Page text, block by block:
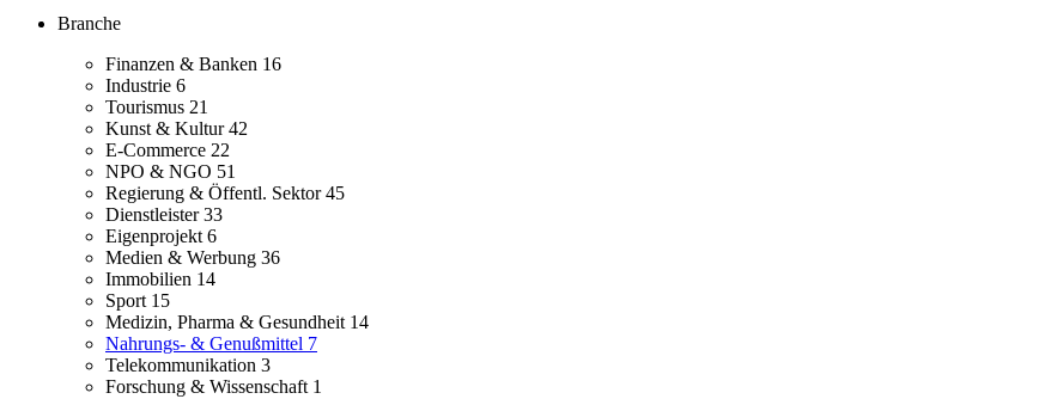
Branche
Finanzen & Banken 16
Industrie 6
Tourismus 21
Kunst & Kultur42
E-Commerce 22
NPO & NGO 51
Regierung & Öffentl. Sektor45
Dienstleister33
Eigenprojekt 6
Medien & Werbung 36
Immobilien 14
Sport 15
Medizin, Pharma & Gesundheit 14
Nahrungs- & Genußmittel 7
Telekommunikation 3
Forschung & Wissenschaft 1